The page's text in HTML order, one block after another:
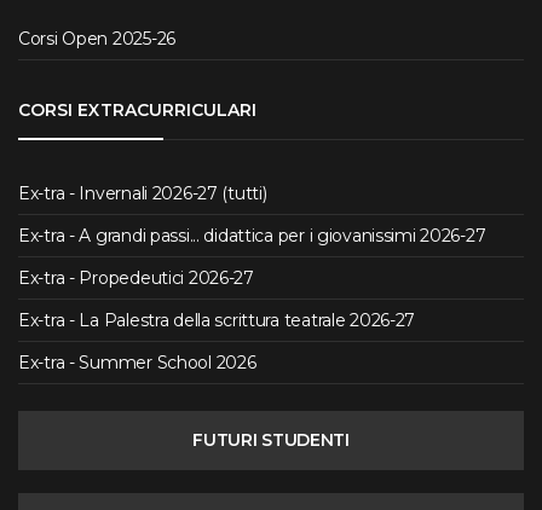
Corsi Open 2025-26
CORSI EXTRACURRICULARI
Ex-tra - Invernali 2026-27 (tutti)
Ex-tra - A grandi passi... didattica per i giovanissimi 2026-27
Ex-tra - Propedeutici 2026-27
Ex-tra - La Palestra della scrittura teatrale 2026-27
Ex-tra - Summer School 2026
FUTURI STUDENTI